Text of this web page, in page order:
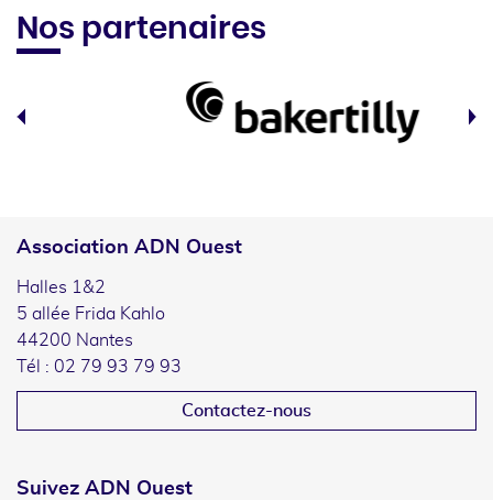
Nos partenaires
Association ADN Ouest
Halles 1&2
5 allée Frida Kahlo
44200 Nantes
Tél : 02 79 93 79 93
Contactez-nous
Suivez ADN Ouest